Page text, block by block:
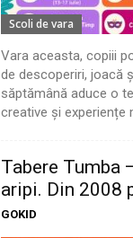
Scoli de vara
Vara aceasta, copiii
de descoperiri, joacă
săptămână aduce o
creative și experiențe
Tabere Tumba
aripi. Din 2008
GOKID